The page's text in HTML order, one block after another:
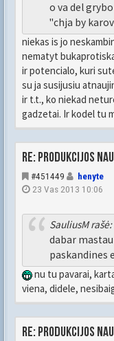
o va del
"chja by
niekas is jo
nematyt
ir potencialo, kuri
su ja susijusiu
ir t.t., ko niekad
gadzetai. Ir kodel tu
Re: Produkcijos
#451449
henyte
23 Vas 2013 10:06
SauliusM rašė:
dabar
paskandines
nu tu pavarai,
viena, didele,
Re: Produkcijos